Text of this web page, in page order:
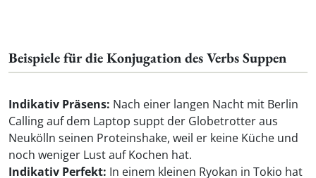
Beispiele für die Konjugation des Verbs Suppen
Indikativ Präsens: Nach einer langen Nacht mit Berlin
Calling auf dem Laptop suppt der Globetrotter aus
Neukölln seinen Proteinshake, weil er keine Küche und
noch weniger Lust auf Kochen hat.
Indikativ Perfekt: In einem kleinen Ryokan in Tokio hat